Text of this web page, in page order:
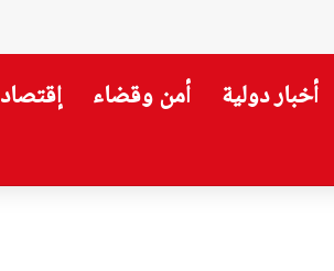
أخبار دولية أمن وقضاء إقتصاد